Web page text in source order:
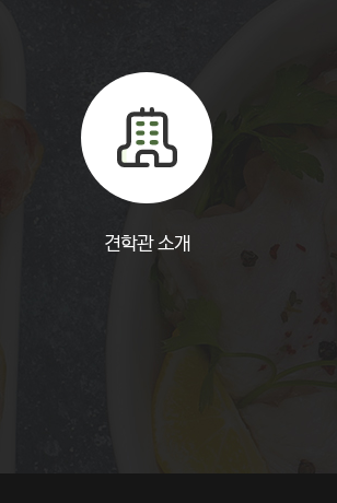
견학관 소개